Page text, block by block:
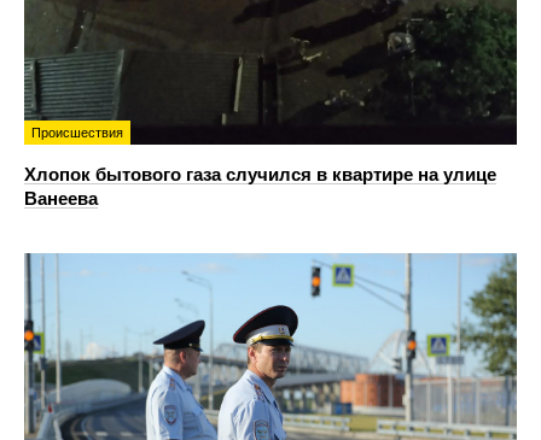
Происшествия
Хлопок бытового газа случился в квартире на улице
Ванеева